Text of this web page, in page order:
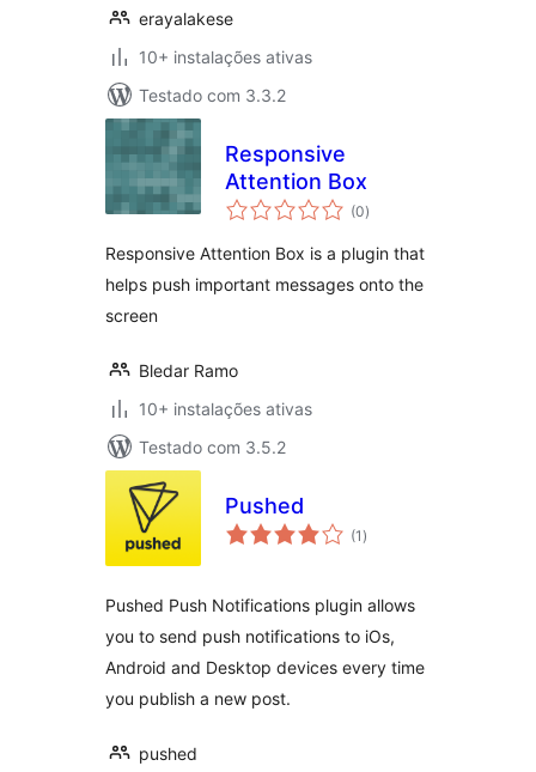
erayalakese
10+ instalações ativas
Testado com 3.3.2
Responsive
Attention Box
(0avaliações
totais
)
Responsive Attention Box is a plugin that
helps push important messages onto the
screen
Bledar Ramo
10+ instalações ativas
Testado com 3.5.2
Pushed
(1 avaliações
totais
)
Pushed Push Notifications plugin allows
you to send push notifications to iOs,
Android and Desktop devices every time
you publish a new post.
pushed